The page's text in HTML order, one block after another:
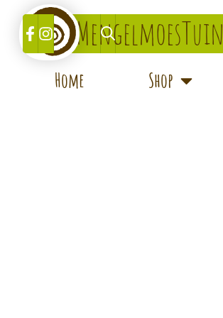
MengelmoesTuin
Home Shop